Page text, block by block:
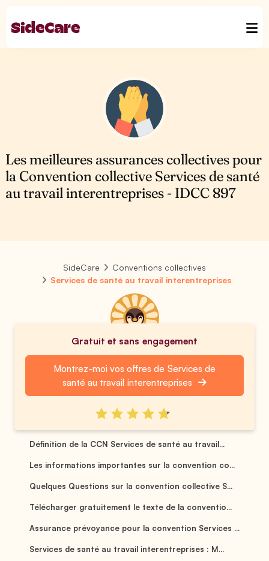
Les meilleures assurances collectives pour
la Convention collective Services de santé
au travail interentreprises - IDCC 897
SideCare
Conventions collectives
Services de santé au travail interentreprises
Gratuit et sans engagement
Montrez-moi vos offres de Services de
santé au travail interentreprises
Définition de la CCN Services de santé au travail...
Les informations importantes sur la convention co...
Quelques Questions sur la convention collective S...
Télécharger gratuitement le texte de la conventio...
Assurance prévoyance pour la convention Services ...
Services de santé au travail interentreprises : M...